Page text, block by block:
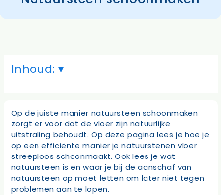
Inhoud:
Op de juiste manier natuursteen schoonmaken
zorgt er voor dat de vloer zijn natuurlijke
uitstraling behoudt. Op deze pagina lees je hoe je
op een efficiënte manier je natuurstenen vloer
streeploos schoonmaakt. Ook lees je wat
natuursteen is en waar je bij de aanschaf van
natuursteen op moet letten om later niet tegen
problemen aan te lopen.